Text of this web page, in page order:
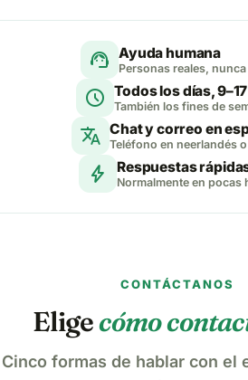
support_agent Ayuda humana
Personas reales,
schedule Todos los días,
También los fines de
translate Chat y correo en
Teléfono en neerlandés
bolt Respuestas
Normalmente en pocas
CONTÁCTANOS
Eligecómo
Cinco formas de hablar con el